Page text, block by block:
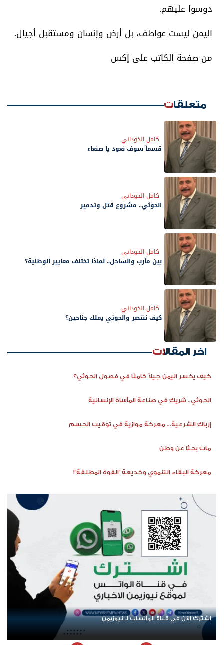
دوسوا عليهم.
اليمن ليست عواطف، بل أرض وإنسان ومستقبل أجيال.
من صفحة الكاتب على إكس
متعلقات
كامل الخوداني
قسماً سوف نعود يا صنعاء
كامل الخوداني
الحوثي.. مشروع قتل وتدمير
كامل الخوداني
بين مأرب والساحل.. لماذا تختلف معايير الوطنية؟
كامل الخوداني
كيف ننتصر والحوثي يملك جناحين؟
اخر المقالات
كيف يخسر اليمن جيلاً كاملًا في فصول الحوثي؟
الحوثي.. شريك في صناعة المأساة الإنسانية
إرباك الشرعية... معركة موازية في توقيت الحسم
مات بحثًا عن وطن
معركة البقاء التنموي وخديعة "القوة المطلقة"!
اشترك الآن في قناة الواتساب لـ نيوزيمن